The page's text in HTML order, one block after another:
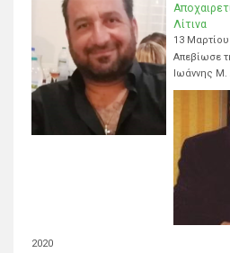
Λίτινα
13
Απεβίωσε
Ιωάννης Μ.
2020